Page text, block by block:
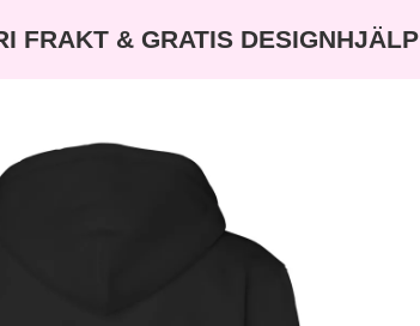
FRAKT & GRATIS DESIGNHJÄLP